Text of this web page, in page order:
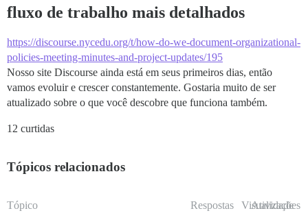
fluxo de trabalho mais detalhados
https://discourse.nycedu.org/t/how-do-we-document-organizational-
policies-meeting-minutes-and-project-updates/195
Nosso site Discourse ainda está em seus primeiros dias, então
vamos evoluir e crescer constantemente. Gostaria muito de ser
atualizado sobre o que você descobre que funciona também.
12 curtidas
Tópicos relacionados
Tópico Respostas Visualizações
Atividade